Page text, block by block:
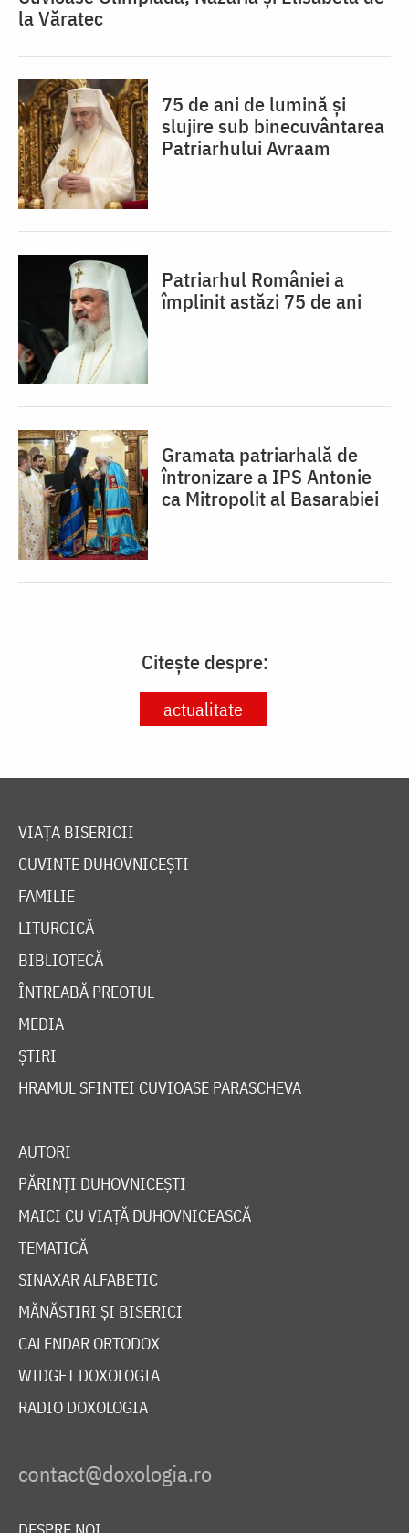
la Văratec
75 de ani de lumină și
slujire sub binecuvântarea
Patriarhului Avraam
Patriarhul României a
împlinit astăzi 75 de ani
Gramata patriarhală de
întronizare a IPS Antonie
ca Mitropolit al Basarabiei
Citește despre:
actualitate
VIAȚA BISERICII
CUVINTE DUHOVNICEȘTI
FAMILIE
LITURGICĂ
BIBLIOTECĂ
ÎNTREABĂ PREOTUL
MEDIA
ȘTIRI
HRAMUL SFINTEI CUVIOASE PARASCHEVA
AUTORI
PĂRINȚI DUHOVNICEȘTI
MAICI CU VIAȚĂ DUHOVNICEASCĂ
TEMATICĂ
SINAXAR ALFABETIC
MĂNĂSTIRI ȘI BISERICI
CALENDAR ORTODOX
WIDGET DOXOLOGIA
RADIO DOXOLOGIA